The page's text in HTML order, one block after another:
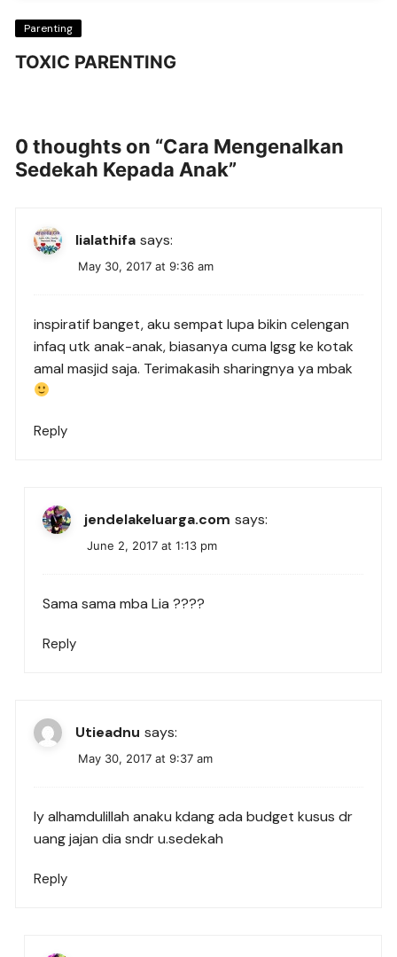
Parenting
TOXIC PARENTING
0 thoughts on “Cara Mengenalkan
Sedekah Kepada Anak”
lialathifa says:
May 30, 2017 at 9:36 am
inspiratif banget, aku sempat lupa bikin celengan
infaq utk anak-anak, biasanya cuma lgsg ke kotak
amal masjid saja. Terimakasih sharingnya ya mbak
Reply
jendelakeluarga.com says:
June 2, 2017 at 1:13 pm
Sama sama mba Lia ????
Reply
Utieadnu says:
May 30, 2017 at 9:37 am
Iy alhamdulillah anaku kdang ada budget kusus dr
uang jajan dia sndr u.sedekah
Reply